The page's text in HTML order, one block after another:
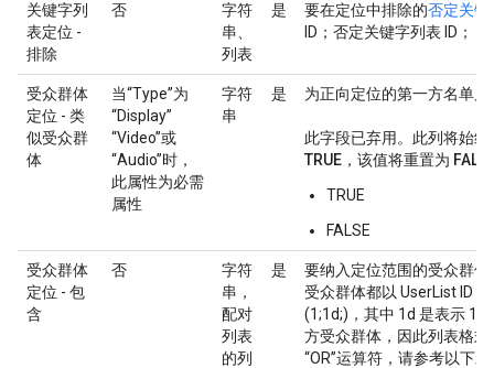
关键字列
表定位 -
排除
否
字符
串、
列表
是 要在定位中排除的否定关键
ID；否定关键字列表 ID；
受众群体
定位 - 类
似受众群
体
当“Type”为
“Display”
“Video”或
“Audio”时，
此属性为必需
属性
字符
串
是 为正向定位的第一方名单
此字段已弃用。此列将始
TRUE，该值将重置为
TRUE
FALSE
受众群体
定位 - 包
含
否
字符
串，
配对
列表
的列
是 要纳入定位范围的受众群体
受众群体都以 UserList ID
(1;1d;)，其中 1d 是表示 1
方受众群体，因此列表格式
“OR”运算符，请参考以下